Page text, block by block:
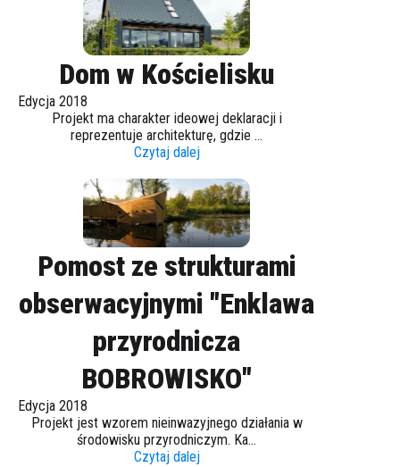
Dom w Kościelisku
Edycja 2018
Projekt ma charakter ideowej deklaracji i
reprezentuje architekturę, gdzie ...
Czytaj dalej
Pomost ze strukturami
obserwacyjnymi "Enklawa
przyrodnicza
BOBROWISKO"
Edycja 2018
Projekt jest wzorem nieinwazyjnego działania w
środowisku przyrodniczym. Ka...
Czytaj dalej